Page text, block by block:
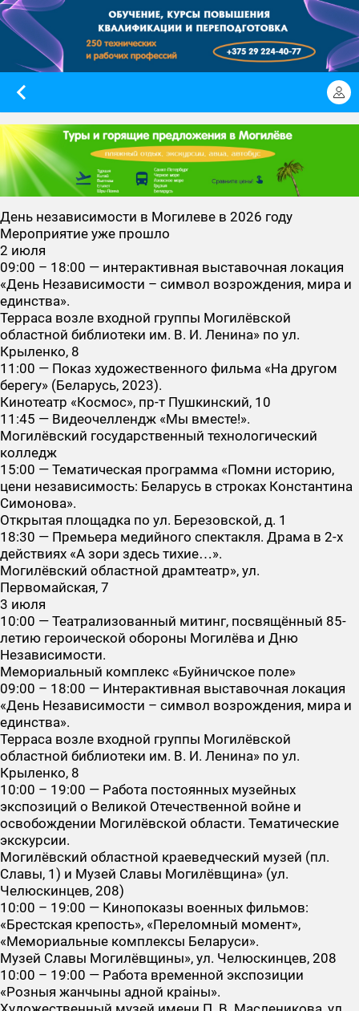
День независимости в Могилеве в 2026 году
Мероприятие уже прошло
2 июля
09:00 – 18:00 — интерактивная выставочная локация
«День Независимости – символ возрождения, мира и
единства».
Терраса возле входной группы Могилёвской
областной библиотеки им. В. И. Ленина» по ул.
Крыленко, 8
11:00 — Показ художественного фильма «На другом
берегу» (Беларусь, 2023).
Кинотеатр «Космос», пр-т Пушкинский, 10
11:45 — Видеочеллендж «Мы вместе!».
Могилёвский государственный технологический
колледж
15:00 — Тематическая программа «Помни историю,
цени независимость: Беларусь в строках Константина
Симонова».
Открытая площадка по ул. Березовской, д. 1
18:30 — Премьера медийного спектакля. Драма в 2-х
действиях «А зори здесь тихие…».
Могилёвский областной драмтеатр», ул.
Первомайская, 7
3 июля
10:00 — Театрализованный митинг, посвящённый 85-
летию героической обороны Могилёва и Дню
Независимости.
Мемориальный комплекс «Буйничское поле»
09:00 – 18:00 — Интерактивная выставочная локация
«День Независимости – символ возрождения, мира и
единства».
Терраса возле входной группы Могилёвской
областной библиотеки им. В. И. Ленина» по ул.
Крыленко, 8
10:00 – 19:00 — Работа постоянных музейных
экспозиций о Великой Отечественной войне и
освобождении Могилёвской области. Тематические
экскурсии.
Могилёвский областной краеведческий музей (пл.
Славы, 1) и Музей Славы Могилёвщина» (ул.
Челюскинцев, 208)
10:00 – 19:00 — Кинопоказы военных фильмов:
«Брестская крепость», «Переломный момент»,
«Мемориальные комплексы Беларуси».
Музей Славы Могилёвщины», ул. Челюскинцев, 208
10:00 – 19:00 — Работа временной экспозиции
«Розныя жанчыны адной краіны».